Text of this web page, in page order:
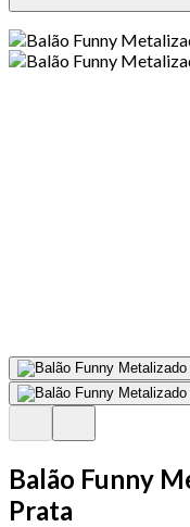
Balão Funny
Prata